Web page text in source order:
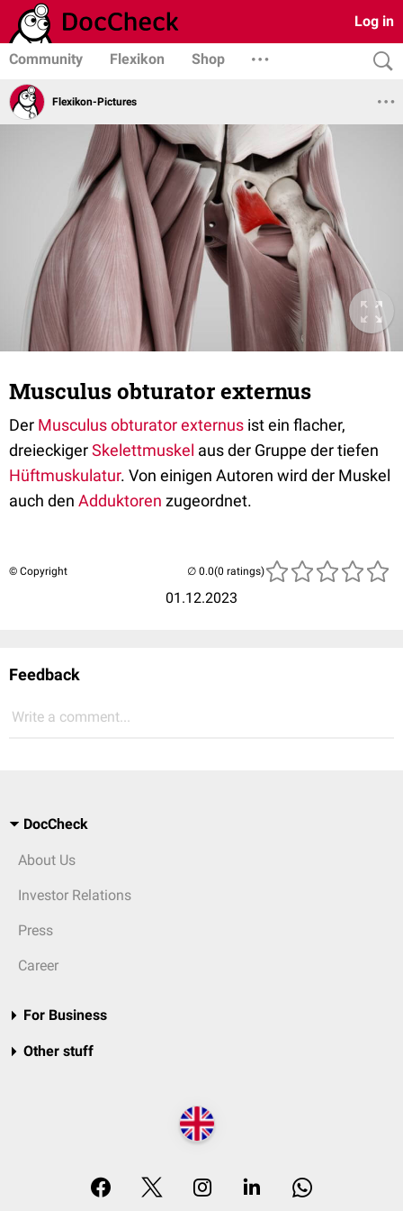
Log in
Community Flexikon Shop
Flexikon-Pictures
Musculus obturator externus
Der Musculus obturator externus ist ein flacher,
dreieckigerSkelettmuskel aus der Gruppe der tiefen
Hüftmuskulatur. Von einigen Autoren wird der Muskel
auch den Adduktoren zugeordnet.
© Copyright
01.12.2023
(0 ratings)
Feedback
Write a comment...
DocCheck
About Us
Investor Relations
Press
Career
For Business
Other stuff